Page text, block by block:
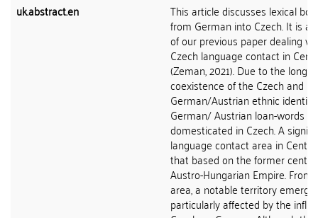
uk.abstract.en
This article discusses lexical
from German into Czech. It is a
of our previous paper dealing
Czech language contact in
(Zeman, 2021). Due to the
coexistence of the Czech and
German/Austrian ethnic
German/ Austrian loan-words
domesticated in Czech. A
language contact area in
that based on the former
Austro-Hungarian Empire.
area, a notable territory
particularly affected by the